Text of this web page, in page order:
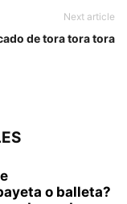
Next article
de tora tora tora
o balleta?